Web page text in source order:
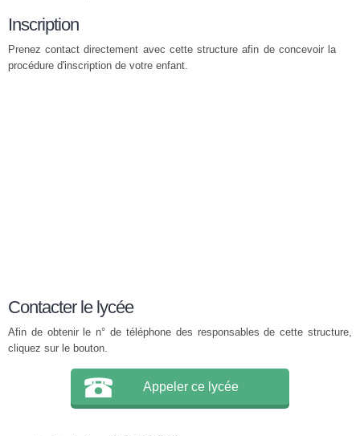
Inscription
Prenez contact directement avec cette structure afin de concevoir la
procédure d'inscription de votre enfant.
Contacter le lycée
Afin de obtenir le n° de téléphone des responsables de cette structure,
cliquez sur le bouton.
Appeler ce lycée